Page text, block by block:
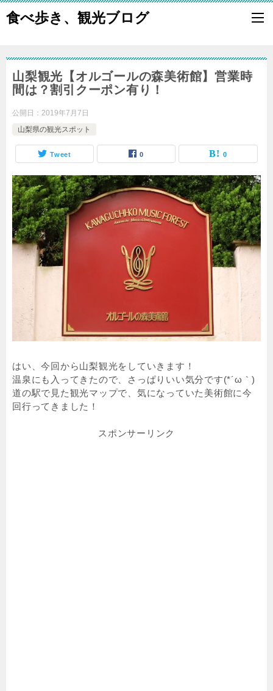
食べ歩き、観光ブログ
山梨観光【オルゴールの森美術館】営業時
間は？割引クーポン有り！
公開日： 2019年7月7日
山梨県の観光スポット
Tweet 0 0
はい、今回から山梨観光をしていきます！
温泉にも入ってきたので、さっぱりいい気分です(*´ω｀)
道の駅で見た観光マップで、気になっていた美術館に今
回行ってきました！
スポンサーリンク